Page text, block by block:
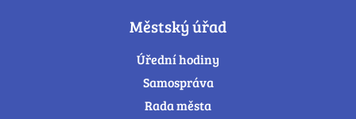
Městský úřad
Úřední hodiny
Samospráva
Rada města